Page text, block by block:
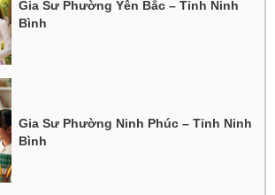
Gia Sư Phường Yên Bắc – Tỉnh Ninh
Bình
Gia Sư Phường Ninh Phúc – Tỉnh Ninh
Bình